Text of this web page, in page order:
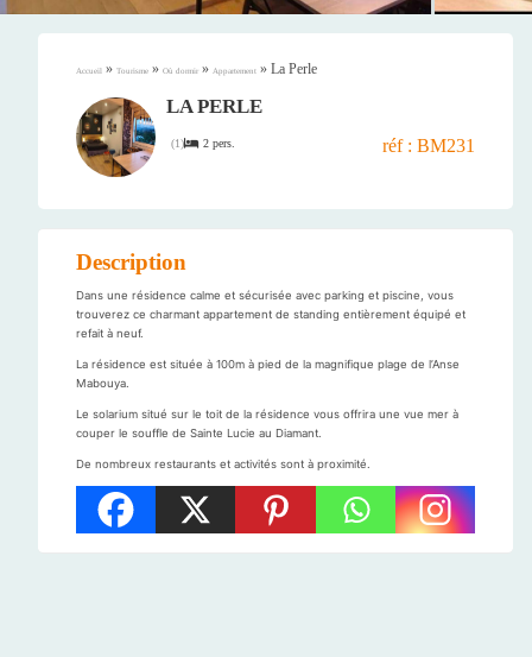
Accueil » Tourisme » Où dormir » Appartement » La Perle
LA PERLE
(1) 2 pers. réf : BM231
Description
Dans une résidence calme et sécurisée avec parking et piscine, vous
trouverez ce charmant appartement de standing entièrement équipé et
refait à neuf.
La résidence est située à 100m à pied de la magnifique plage de l’Anse
Mabouya.
Le solarium situé sur le toit de la résidence vous offrira une vue mer à
couper le souffle de Sainte Lucie au Diamant.
De nombreux restaurants et activités sont à proximité.